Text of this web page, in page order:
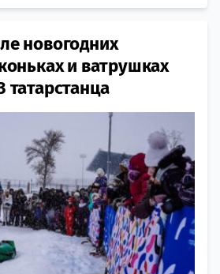
новогодних
и ватрушках
татарстанца